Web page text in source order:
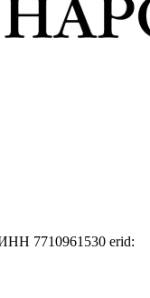
7710961530 erid: